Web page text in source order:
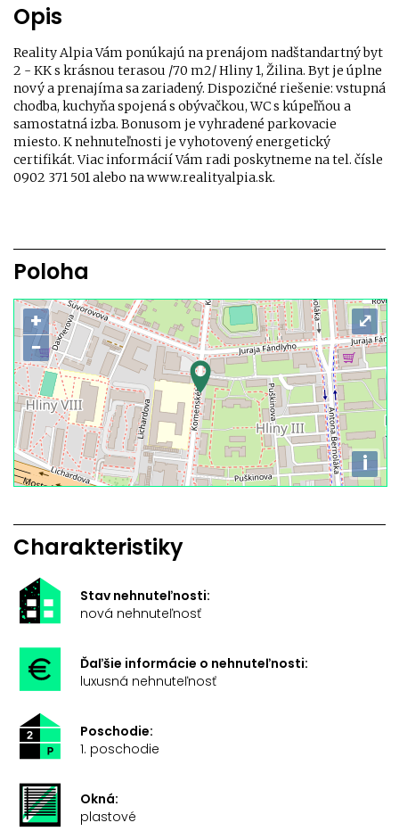
Opis
Reality Alpia Vám ponúkajú na prenájom nadštandartný byt
2 - KK s krásnou terasou /70 m2/ Hliny 1, Žilina. Byt je úplne
nový a prenajíma sa zariadený. Dispozičné riešenie: vstupná
chodba, kuchyňa spojená s obývačkou, WC s kúpeľňou a
samostatná izba. Bonusom je vyhradené parkovacie
miesto. K nehnuteľnosti je vyhotovený energetický
certifikát. Viac informácií Vám radi poskytneme na tel. čísle
0902 371 501 alebo na www.realityalpia.sk.
Poloha
+
−
i
⤢
Charakteristiky
Stav nehnuteľnosti:
nová nehnuteľnosť
Ďaľšie informácie o nehnuteľnosti:
luxusná nehnuteľnosť
Poschodie:
1. poschodie
Okná:
plastové